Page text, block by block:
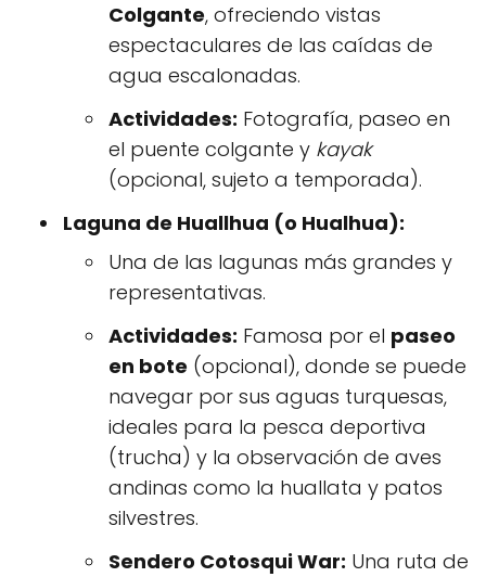
Colgante, ofreciendo vistas
espectaculares de las caídas de
agua escalonadas.
Actividades: Fotografía, paseo en
el puente colgante y kayak
(opcional, sujeto a temporada).
Laguna de Huallhua (o Hualhua):
Una de las lagunas más grandes y
representativas.
Actividades: Famosa por el paseo
en bote (opcional), donde se puede
navegar por sus aguas turquesas,
ideales para la pesca deportiva
(trucha) y la observación de aves
andinas como la huallata y patos
silvestres.
Sendero Cotosqui War: Una ruta de